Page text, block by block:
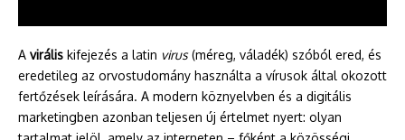
A virális kifejezés a latin virus(méreg, váladék) szóból ered, és
eredetileg az orvostudomány használta a vírusok által okozott
fertőzések leírására. A modern köznyelvben és a digitális
marketingben azonban teljesen új értelmet nyert: olyan